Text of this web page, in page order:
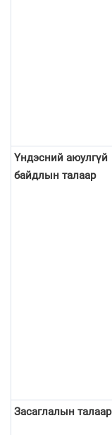
Үндэсний аюулгүй
байдлын талаар
Засаглалын талаар